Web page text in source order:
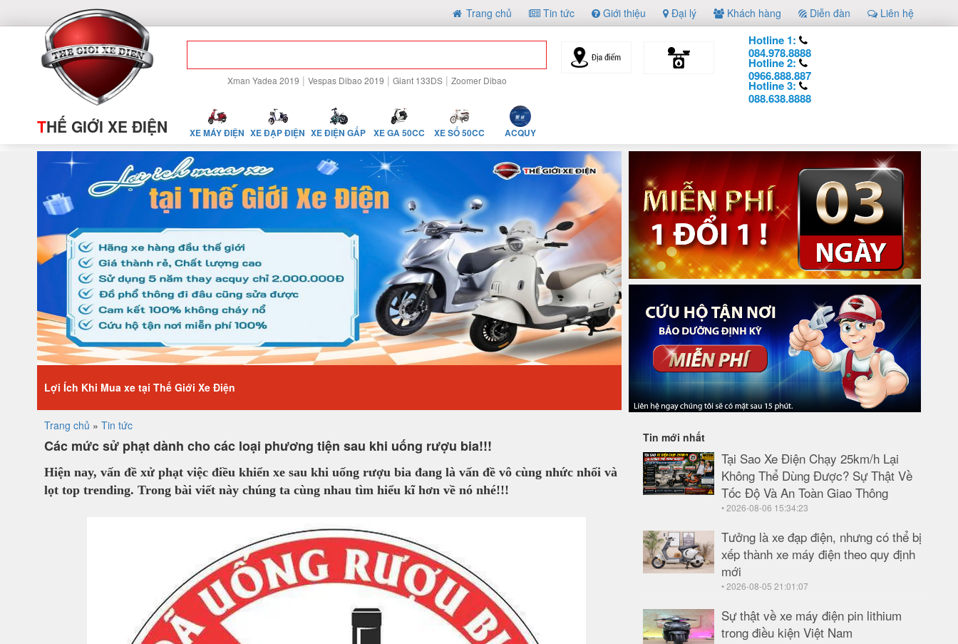
Liên hệ
Diễn đàn
Khách hàng
Đại lý
Giới thiệu
Tin tức
Trang chủ
THẾ GIỚI XE ĐIỆN
Xman Yadea 2019 | Vespas Dibao 2019 | Giant 133DS | Zoomer Dibao
Hotline 1:
084.978.8888
Hotline 2:
0966.888.887
Hotline 3:
088.638.8888
XE MÁY ĐIỆN XE ĐẠP ĐIỆN XE ĐIỆN GẤP XE GA 50CC XE SỐ 50CC ACQUY
Lợi Ích Khi Mua xe tại Thế Giới Xe Điện
Trang chủ » Tin tức
Các mức sử phạt dành cho các loại phương tiện sau khi uống rượu bia!!!
Hiện nay, vấn đề xử phạt việc điều khiển xe sau khi uống rượu bia đang là vấn đề vô cùng nhức nhối và
lọt top trending. Trong bài viết này chúng ta cùng nhau tìm hiểu kĩ hơn về nó nhé!!!
Tin mới nhất
Tại Sao Xe Điện Chạy 25km/h Lại
Không Thể Dùng Được? Sự Thật Về
Tốc Độ Và An Toàn Giao Thông
• 2026-08-06 15:34:23
Tưởng là xe đạp điện, nhưng có thể bị
xếp thành xe máy điện theo quy định
mới
• 2026-08-05 21:01:07
Sự thật về xe máy điện pin lithium
trong điều kiện Việt Nam